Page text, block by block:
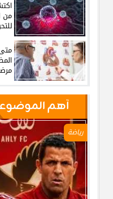
من
آهم
رياضة